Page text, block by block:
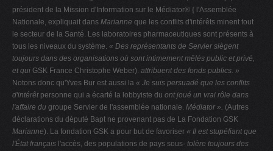
président de la Mission d'Information sur le Médiator® { l'Assemblée
Nationale, expliquait dans Marianne que les conflits d'intérêts minent tout
le secteur de la Santé. Les laboratoires pharmaceutiques sont présents à
tous les niveaux du système. « Des représentants de Servier siègent
toujours dans des organisations où sont intimement mêlés public et privé,
et qui GSK France Christophe Weber). attribuent des fonds publics. »
Notons donc qu'Yves Bur est aussi la « Je suis persuadé que les conflits
d'intérêt personne qui a écarté la lobbyiste du ont joué un vrai rôle dans
l'affaire du groupe Servier de l'assemblée nationale. Médiator ». (Autres
déclarations du député Bapt ne provenant pas de La Fondation GSK
Marianne). La fondation GSK a pour but de favoriser « Il est stupéfiant que
l'État français l'accès, des populations de pays sous- tolère toujours des